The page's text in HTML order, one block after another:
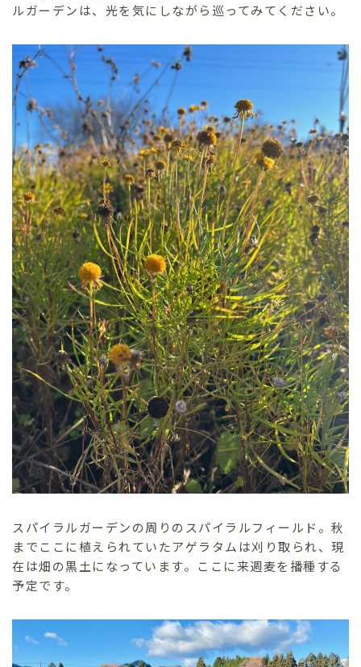
ルガーデンは、光を気にしながら巡ってみてください。
スパイラルガーデンの周りのスパイラルフィールド。秋
までここに植えられていたアゲラタムは刈り取られ、現
在は畑の黒土になっています。ここに来週麦を播種する
予定です。